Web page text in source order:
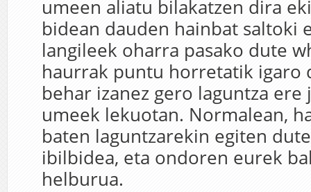
umeen aliatu bilakatzen dira
bidean dauden hainbat saltoki
langileek oharra pasako dute
haurrak puntu horretatik igaro
behar izanez gero laguntza ere
umeek lekuotan. Normalean,
baten laguntzarekin egiten
ibilbidea, eta ondoren eurek
helburua.